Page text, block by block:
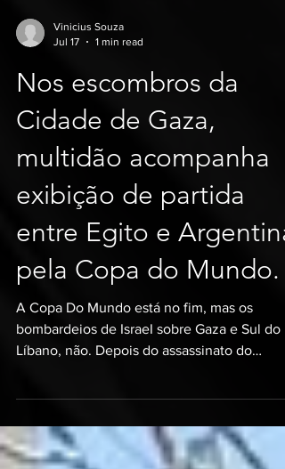
Nos escombros da
Cidade de Gaza,
multidão acompanha
exibição de partida
entre Egito e Argentina
pela Copa do Mundo.
A Copa Do Mundo está no fim, mas os
bombardeios de IsraeI sobre Gaza e Sul do
trabalhador humanitário Mohamed al-
Gaza, uma hora antes da partida entre Egito
Argentina, os palestinos seguem sem